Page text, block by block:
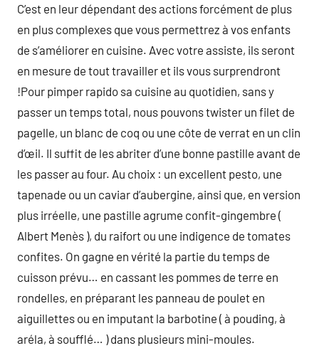
C’est en leur dépendant des actions forcément de plus
en plus complexes que vous permettrez à vos enfants
de s’améliorer en cuisine. Avec votre assiste, ils seront
en mesure de tout travailler et ils vous surprendront
!Pour pimper rapido sa cuisine au quotidien, sans y
passer un temps total, nous pouvons twister un filet de
pagelle, un blanc de coq ou une côte de verrat en un clin
d’œil. Il suffit de les abriter d’une bonne pastille avant de
les passer au four. Au choix : un excellent pesto, une
tapenade ou un caviar d’aubergine, ainsi que, en version
plus irréelle, une pastille agrume confit-gingembre (
Albert Menès ), du raifort ou une indigence de tomates
confites. On gagne en vérité la partie du temps de
cuisson prévu… en cassant les pommes de terre en
rondelles, en préparant les panneau de poulet en
aiguillettes ou en imputant la barbotine ( à pouding, à
aréla, à soufflé… ) dans plusieurs mini-moules.